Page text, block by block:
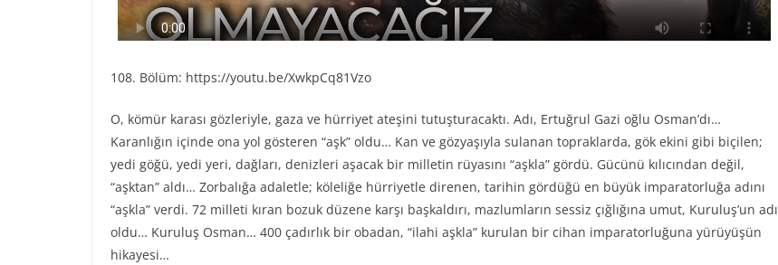
108. Bölüm: https://youtu.be/XwkpCq81Vzo
O, kömür karası gözleriyle, gaza ve hürriyet ateşini tutuşturacaktı. Adı, Ertuğrul Gazi oğlu Osman’dı…
Karanlığın içinde ona yol gösteren “aşk” oldu… Kan ve gözyaşıyla sulanan topraklarda, gök ekini gibi biçilen;
yedi göğü, yedi yeri, dağları, denizleri aşacak bir milletin rüyasını “aşkla” gördü. Gücünü kılıcından değil,
“aşktan” aldı… Zorbalığa adaletle; köleliğe hürriyetle direnen, tarihin gördüğü en büyük imparatorluğa adını
“aşkla” verdi. 72 milleti kıran bozuk düzene karşı başkaldırı, mazlumların sessiz çığlığına umut, Kuruluş’un adı
oldu… Kuruluş Osman… 400 çadırlık bir obadan, “ilahi aşkla” kurulan bir cihan imparatorluğuna yürüyüşün
hikayesi…